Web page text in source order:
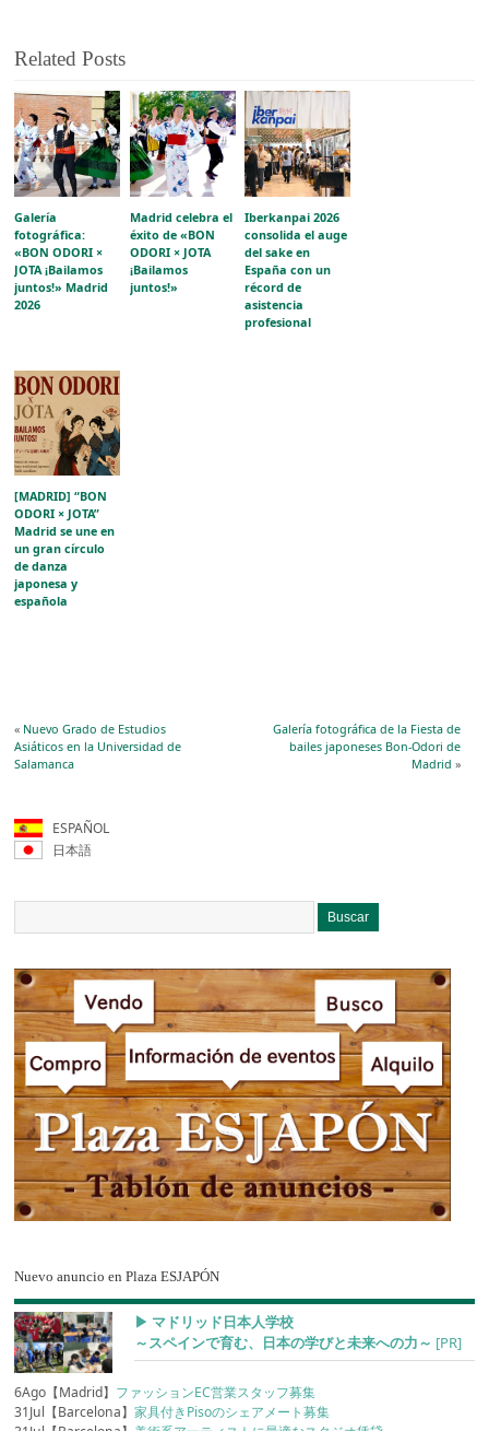
Related Posts
Galería
fotográfica:
«BON ODORI ×
JOTA ¡Bailamos
juntos!» Madrid
2026
Madrid celebra el
éxito de «BON
ODORI × JOTA
¡Bailamos
juntos!»
Iberkanpai 2026
consolida el auge
del sake en
España con un
récord de
asistencia
profesional
[MADRID] “BON
ODORI × JOTA”
Madrid se une en
un gran círculo
de danza
japonesa y
española
« Nuevo Grado de Estudios
Asiáticos en la Universidad de
Salamanca
Galería fotográfica de la Fiesta de
bailes japoneses Bon-Odori de
Madrid »
ESPAÑOL
日本語
Nuevo anuncio en Plaza ESJAPÓN
▶︎ マドリッド日本人学校
～スペインで育む、日本の学びと未来への力～ [PR]
6Ago【Madrid】 ファッションEC営業スタッフ募集
31Jul【Barcelona】家具付きPisoのシェアメート募集